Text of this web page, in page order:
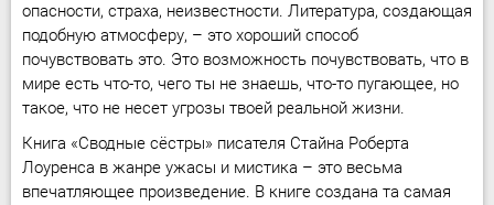
опасности, страха, неизвестности. Литература, создающая
подобную атмосферу, – это хороший способ
почувствовать это. Это возможность почувствовать, что в
мире есть что-то, чего ты не знаешь, что-то пугающее, но
такое, что не несет угрозы твоей реальной жизни.
Книга «Сводные сёстры» писателя Стайна Роберта
Лоуренса в жанре ужасы и мистика – это весьма
впечатляющее произведение. В книге создана та самая